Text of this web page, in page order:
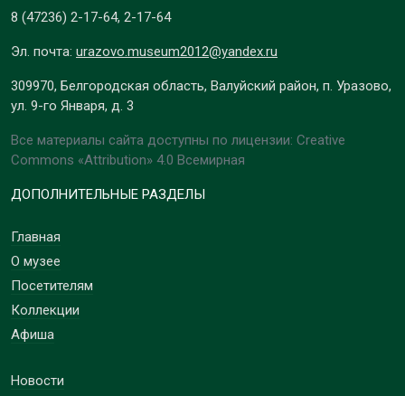
8 (47236) 2-17-64, 2-17-64
Эл. почта: urazovo.museum2012@yandex.ru
309970, Белгородская область, Валуйский район, п. Уразово,
ул. 9-го Января, д. 3
Все материалы сайта доступны по лицензии: Creative
Commons «Attribution» 4.0 Всемирная
ДОПОЛНИТЕЛЬНЫЕ РАЗДЕЛЫ
Главная
О музее
Посетителям
Коллекции
Афиша
Новости